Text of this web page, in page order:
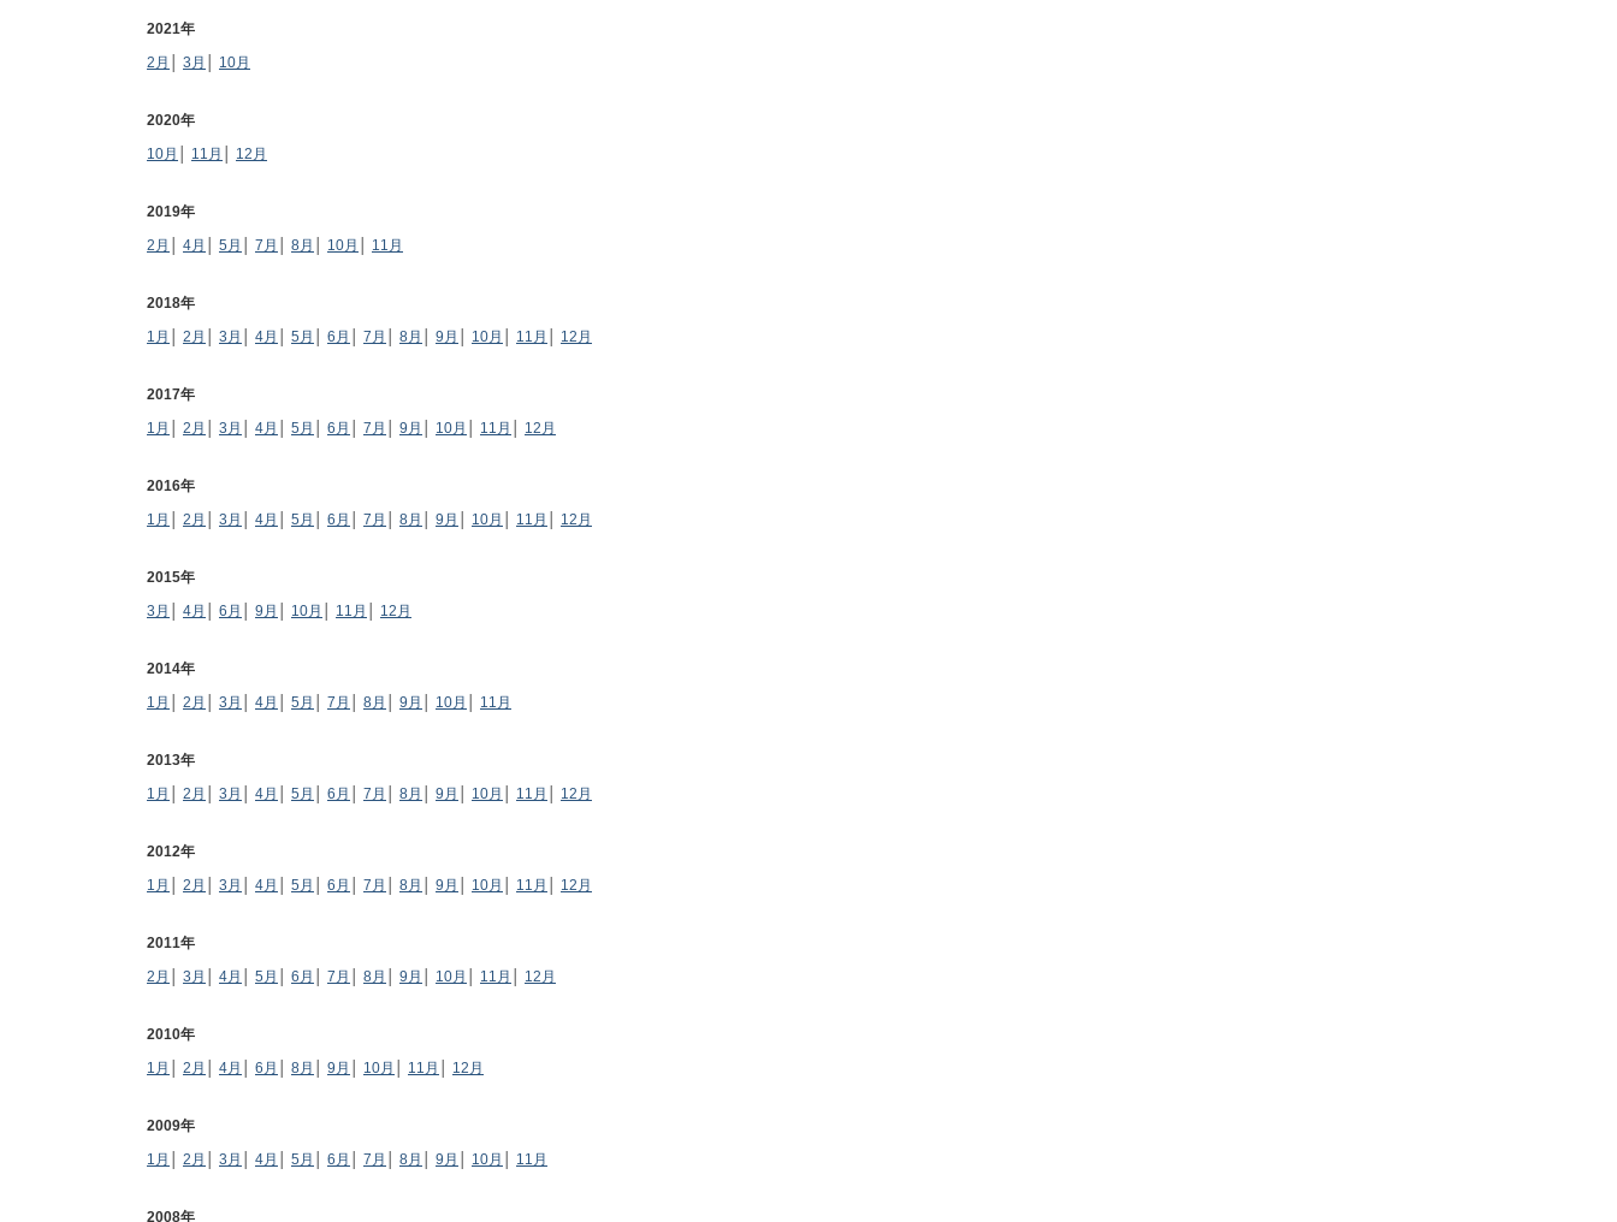
2021年
2月
3月 10月
2020年
10月
11月 12月
2019年
2月
4月 5月 7月 8月 10月 11月
2018年
1月
2月 3月 4月 5月 6月 7月 8月 9月 10月 11月 12月
2017年
1月
2月 3月 4月 5月 6月 7月 9月 10月 11月 12月
2016年
1月
2月 3月 4月 5月 6月 7月 8月 9月 10月 11月 12月
2015年
3月
4月 6月 9月 10月 11月 12月
2014年
1月
2月 3月 4月 5月 7月 8月 9月 10月 11月
2013年
1月
2月 3月 4月 5月 6月 7月 8月 9月 10月 11月 12月
2012年
1月
2月 3月 4月 5月 6月 7月 8月 9月 10月 11月 12月
2011年
2月
3月 4月 5月 6月 7月 8月 9月 10月 11月 12月
2010年
1月
2月 4月 6月 8月 9月 10月 11月 12月
2009年
1月
2月 3月 4月 5月 6月 7月 8月 9月 10月 11月
2008年